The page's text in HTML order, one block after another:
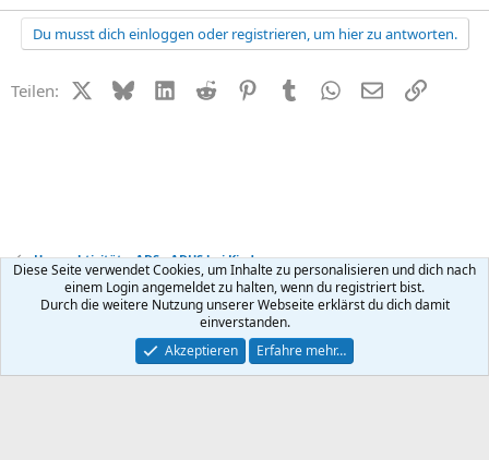
Du musst dich einloggen oder registrieren, um hier zu antworten.
Teilen: X (Twitter)
BlueskyLinkedIn
Reddit PinterestTumblr WhatsApp
E-MailLink
Hyperaktivität + ADS - ADHS bei Kindern
Kontakt Nutzungsbedingungen Datenschutz Hilfe
R
Community platform by XenForo ® © 2010-2026 XenForo Ltd.
Diese Seite verwendet Cookies, um Inhalte zu personalisieren und dich nach
einem Login angemeldet zu halten, wenn du registriert bist.
Durch die weitere Nutzung unserer Webseite erklärst du dich damit
einverstanden.
Akzeptieren
Erfahre mehr…